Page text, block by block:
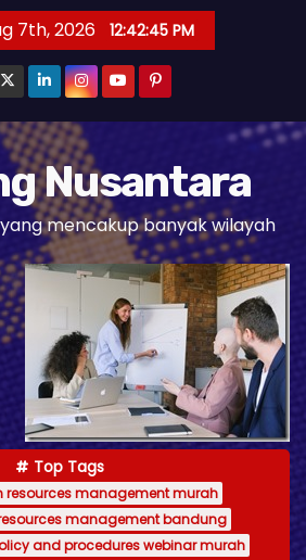
7th, 2026 12:42:46 PM
Nusantara
mencakup banyak wilayah
Top Tags
resources management murah
management bandung
and procedures webinar murah